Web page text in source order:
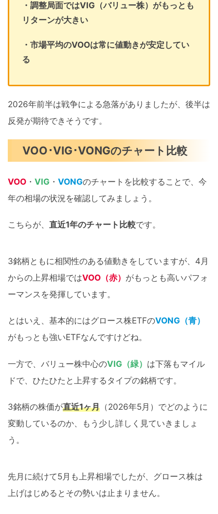
・調整局面ではVIG（バリュー株）がもっとも
リターンが大きい
・市場平均のVOOは常に値動きが安定してい
る
2026年前半は戦争による急落がありましたが、後半は
反発が期待できそうです。
VOO･VIG･VONGのチャート比較
VOO ・ VIG ・ VONGのチャートを比較することで、今
年の相場の状況を確認してみましょう。
こちらが、 直近1年のチャート比較です。
3銘柄ともに相関性のある値動きをしていますが、4月
からの上昇相場ではVOO（赤） がもっとも高いパフォ
ーマンスを発揮しています。
とはいえ、基本的にはグロース株ETFのVONG（青）
がもっとも強いETFなんですけどね。
一方で、バリュー株中心のVIG（緑） は下落もマイル
ドで、ひたひたと上昇するタイプの銘柄です。
3銘柄の株価が直近1ヶ月 （2026年5月）でどのように
変動しているのか、もう少し詳しく見ていきましょ
う。
先月に続けて5月も上昇相場でしたが、グロース株は
上げはじめるとその勢いは止まりません。